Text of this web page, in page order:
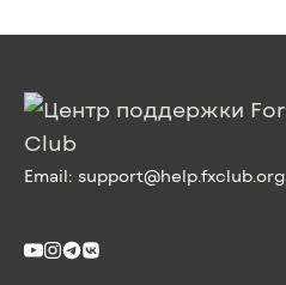
Email: support@help.fxclub.org